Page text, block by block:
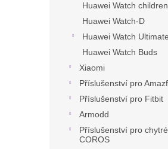
Huawei Watch
Huawei Watch-D
Huawei Watch Ultimate
Huawei Watch Buds
Xiaomi
Příslušenství pro
Příslušenství pro Fitbit
Armodd
Příslušenství pro
COROS